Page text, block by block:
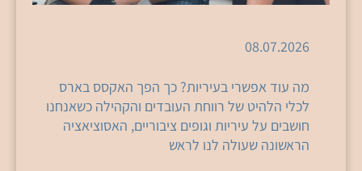
08.07.2026
מה עוד אפשרי בעיריות? כך הפך האקסס בארס
לכלי הלהיט של רווחת העובדים והקהילה כשאנחנו
חושבים על עיריות וגופים ציבוריים, האסוציאציה
הראשונה שעולה לנו לראש